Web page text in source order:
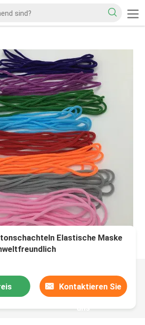
Elastische Maske
Kontaktieren Sie
uns